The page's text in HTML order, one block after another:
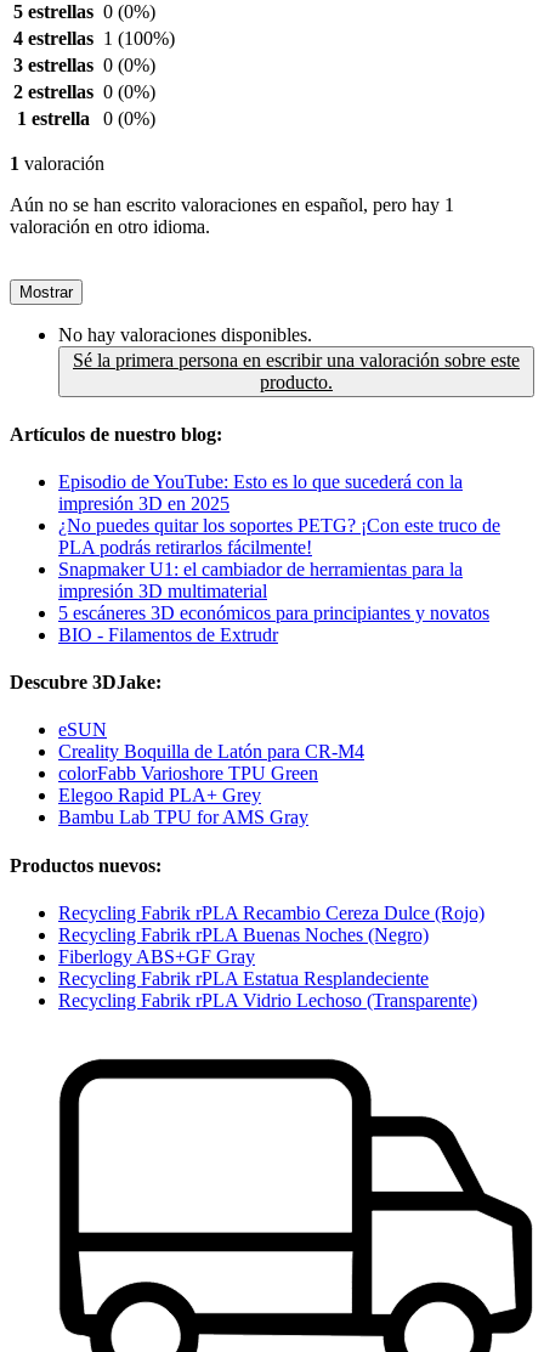
5 estrellas 0 (0%)
4 estrellas 1 (100%)
3 estrellas 0 (0%)
2 estrellas 0 (0%)
1 estrella
0 (0%)
1 valoración
Aún no se han escrito valoraciones en español, pero hay 1
valoración en otro idioma.
Mostrar
No hay valoraciones disponibles.
Sé la primera persona en escribir una valoración sobre este
producto.
Artículos de nuestro blog:
Episodio de YouTube: Esto es lo que sucederá con la
impresión 3D en 2025
¿No puedes quitar los soportes PETG? ¡Con este truco de
PLA podrás retirarlos fácilmente!
Snapmaker U1: el cambiador de herramientas para la
impresión 3D multimaterial
5 escáneres 3D económicos para principiantes y novatos
BIO - Filamentos de Extrudr
Descubre 3DJake:
eSUN
Creality Boquilla de Latón para CR-M4
colorFabb Varioshore TPU Green
Elegoo Rapid PLA+ Grey
Bambu Lab TPU for AMS Gray
Productos nuevos:
Recycling Fabrik rPLA Recambio Cereza Dulce (Rojo)
Recycling Fabrik rPLA Buenas Noches (Negro)
Fiberlogy ABS+GF Gray
Recycling Fabrik rPLA Estatua Resplandeciente
Recycling Fabrik rPLA Vidrio Lechoso (Transparente)